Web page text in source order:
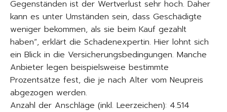
Gegenständen ist der Wertverlust sehr hoch. Daher
kann es unter Umständen sein, dass Geschädigte
weniger bekommen, als sie beim Kauf gezahlt
haben“, erklärt die Schadenexpertin. Hier lohnt sich
ein Blick in die Versicherungsbedingungen. Manche
Anbieter legen beispielsweise bestimmte
Prozentsätze fest, die je nach Alter vom Neupreis
abgezogen werden.
Anzahl der Anschläge (inkl. Leerzeichen): 4.514